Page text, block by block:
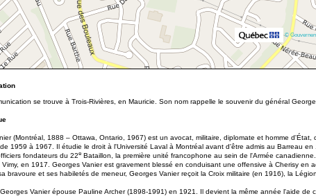
©
se trouve à Trois-Rivières, en Mauricie. Son nom rappelle le souvenir du général
(Montréal, 1888 – Ottawa, Ontario, 1967) est un avocat, militaire, diplomate et homme
1959 à 1967. Il étudie le droit à l'Université Laval à Montréal avant d'être admis au Barreau
fondateurs du 22e Bataillon, la première unité francophone au sein de l'Armée
en 1917. Georges Vanier est gravement blessé en conduisant une offensive à Cherisy
bravoure et ses habiletés de meneur, Georges Vanier reçoit la Croix militaire (en 1916), la
Vanier épouse Pauline Archer (1898-1991) en 1921. Il devient la même année l'aide